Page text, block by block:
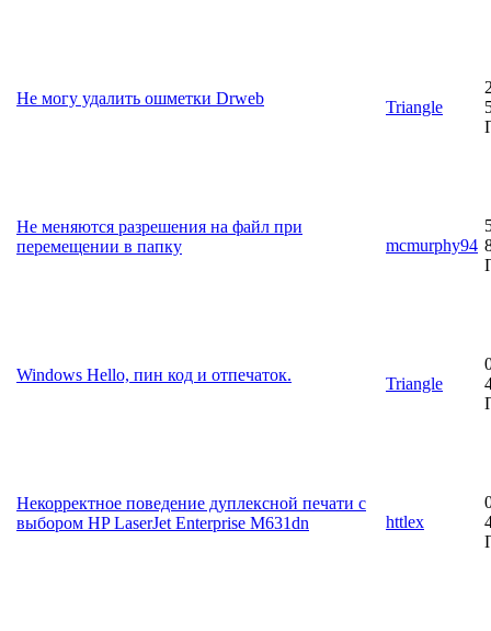
Не могу удалить ошметки Drweb Triangle
Не меняются разрешения на файл при
перемещении в папку
mcmurphy94
Windows Hello, пин код и отпечаток. Triangle
Некорректное поведение дуплексной печати с
выбором HP LaserJet Enterprise M631dn
httlex